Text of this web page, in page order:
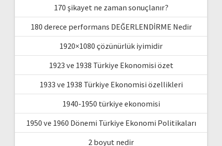
170 şikayet ne zaman sonuçlanır?
180 derece performans DEĞERLENDİRME Nedir
1920×1080 çözünürlük iyimidir
1923 ve 1938 Türkiye Ekonomisi özet
1933 ve 1938 Türkiye Ekonomisi özellikleri
1940-1950 türkiye ekonomisi
1950 ve 1960 Dönemi Türkiye Ekonomi Politikaları
2 boyut nedir